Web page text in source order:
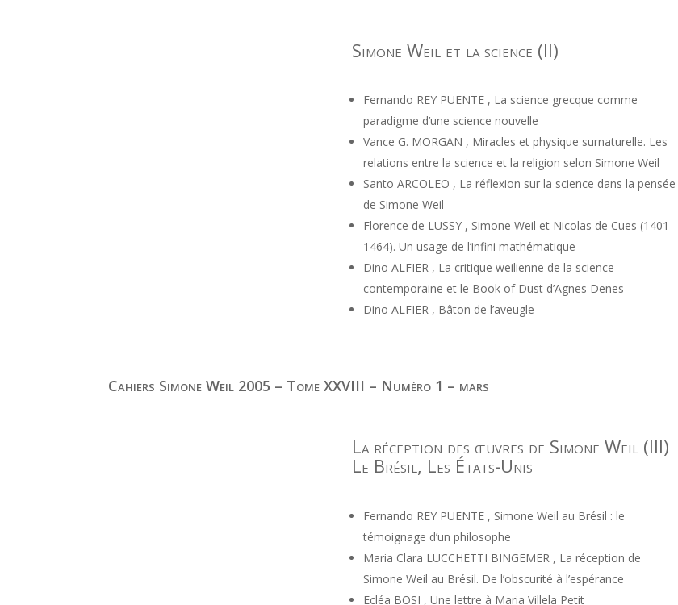
Simone Weil et la science (II)
Fernando REY PUENTE , La science grecque comme
paradigme d’une science nouvelle
Vance G. MORGAN , Miracles et physique surnaturelle. Les
relations entre la science et la religion selon Simone Weil
Santo ARCOLEO , La réflexion sur la science dans la pensée
de Simone Weil
Florence de LUSSY , Simone Weil et Nicolas de Cues (1401-
1464). Un usage de l’infini mathématique
Dino ALFIER , La critique weilienne de la science
contemporaine et le Book of Dust d’Agnes Denes
Dino ALFIER , Bâton de l’aveugle
Cahiers Simone Weil 2005 – Tome XXVIII – Numéro 1 – mars
La réception des œuvres de Simone Weil (III)
Le Brésil, Les États-Unis
Fernando REY PUENTE , Simone Weil au Brésil : le
témoignage d’un philosophe
Maria Clara LUCCHETTI BINGEMER , La réception de
Simone Weil au Brésil. De l’obscurité à l’espérance
Ecléa BOSI , Une lettre à Maria Villela Petit